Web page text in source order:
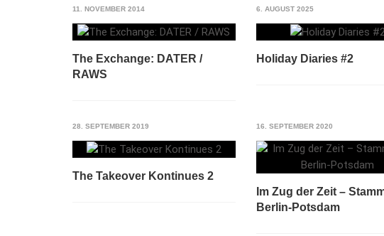
11. NOVEMBER 2014
The Exchange: DATER /
RAWS
6. AUGUST 2025
Holiday Diaries #2
28. SEPTEMBER 2019
The Takeover Kontinues 2
16. SEPTEMBER 2020
Im Zug der Zeit –
Berlin-Potsdam